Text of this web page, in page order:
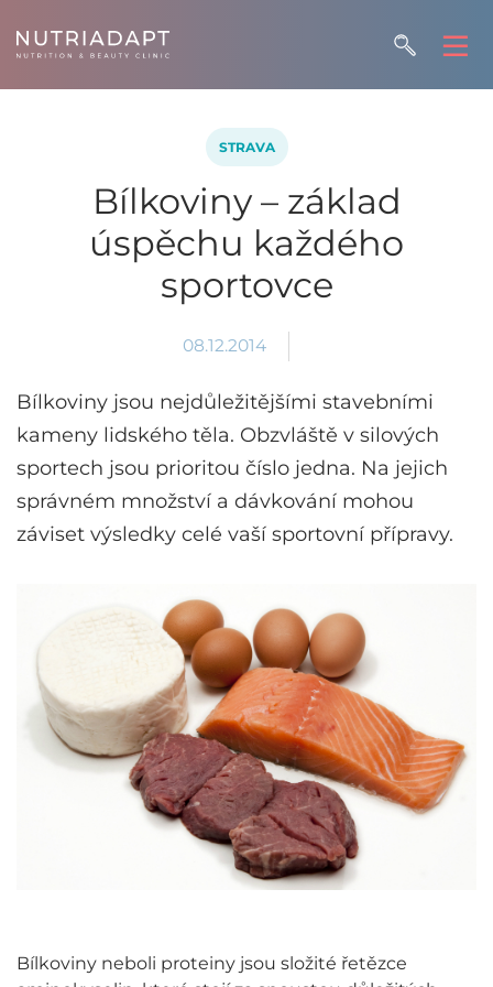
STRAVA
Bílkoviny – základ
úspěchu každého
sportovce
08.12.2014
Bílkoviny jsou nejdůležitějšími stavebními
kameny lidského těla. Obzvláště v silových
sportech jsou prioritou číslo jedna. Na jejich
správném množství a dávkování mohou
záviset výsledky celé vaší sportovní přípravy.
Bílkoviny neboli proteiny jsou složité řetězce